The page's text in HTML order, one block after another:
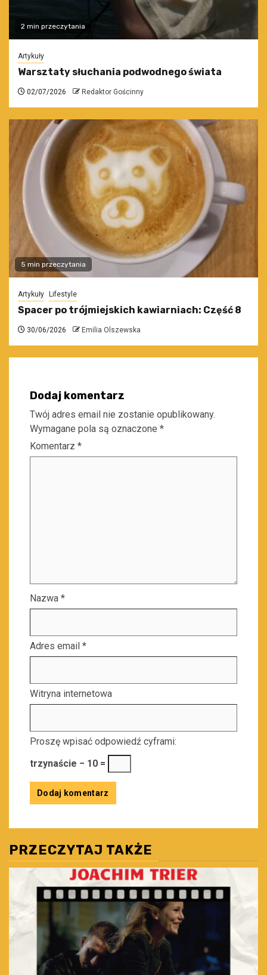
2 min przeczytania
Artykuły
Warsztaty słuchania podwodnego świata
02/07/2026 Redaktor Gościnny
5 min przeczytania
Artykuły Lifestyle
Spacer po trójmiejskich kawiarniach: Część 8
30/06/2026 Emilia Olszewska
Dodaj komentarz
Twój adres email nie zostanie opublikowany.
Wymagane pola są oznaczone *
Komentarz *
Nazwa *
Adres email *
Witryna internetowa
Proszę wpisać odpowiedź cyframi:
trzynaście − 10 =
PRZECZYTAJ TAKŻE